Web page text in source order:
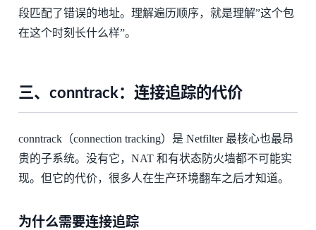
段匹配了错误的地址。理解遍历顺序，就是理解”这个包
在这个时刻长什么样”。
三、conntrack：连接追踪的代价
conntrack（connection tracking）是 Netfilter 最核心也最昂
贵的子系统。没有它，NAT 和有状态防火墙都不可能实
现。但它的代价，很多人在生产环境翻车之后才知道。
为什么需要连接追踪